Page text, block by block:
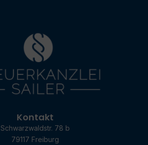
Kontakt
Schwarzwaldstr. 78 b
79117 Freiburg